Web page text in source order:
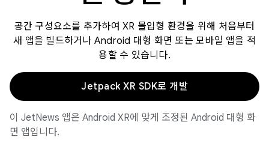
공간 구성요소를 추가하여 XR 몰입형 환경을 위해 처음부터
새 앱을 빌드하거나 Android 대형 화면 또는 모바일 앱을 적
용할 수 있습니다.
Jetpack XR SDK로 개발
이 JetNews 앱은 Android XR에 맞게 조정된 Android 대형 화
면 앱입니다.